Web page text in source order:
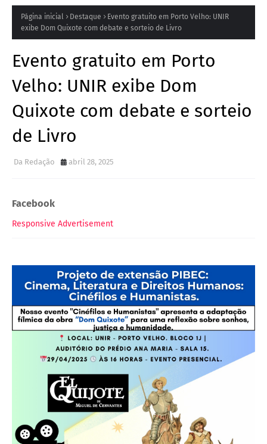
Página inicial Destaque
Evento gratuito em Porto Velho: UNIR
exibe Dom Quixote com debate e sorteio de Livro
Evento gratuito em Porto
Velho: UNIR exibe Dom
Quixote com debate e sorteio
de Livro
Da Redação abril 28, 2025
Facebook
Responsive Advertisement